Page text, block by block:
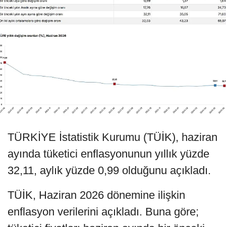
TÜRKİYE İstatistik Kurumu (TÜİK), haziran
ayında tüketici enflasyonunun yıllık yüzde
32,11, aylık yüzde 0,99 olduğunu açıkladı.
TÜİK, Haziran 2026 dönemine ilişkin
enflasyon verilerini açıkladı. Buna göre;